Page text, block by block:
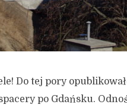
Do tej pory
po Gdańsku.